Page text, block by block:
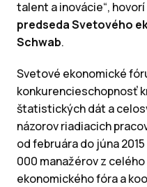
talent a inovácie“, hovorí
predseda Svetového
Schwab.
Svetové ekonomické
konkurencieschopnosť
štatistických dát a
názorov riadiacich
od februára do júna
000 manažérov z
ekonomického fóra a